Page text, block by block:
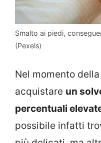
Smalto ai piedi,
(Pexels)
Nel momento
acquistare un
percentuali
possibile infatti